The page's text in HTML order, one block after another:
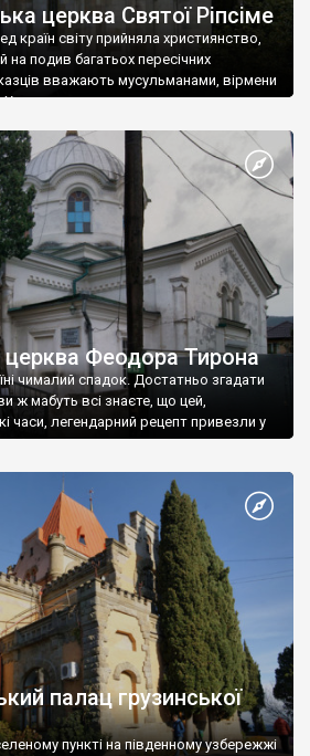
церква Святої Ріпсіме
країн світу прийняла християнство,
на подив багатьох пересічних
вважають мусульманами, вірмени
Христа
церква Феодора Тирона
чималий спадок. Достатньо згадати
ж мабуть всі знаєте, що цей,
часи, легендарний рецепт привезли у
палац грузинської
пункті на південному узбережжі